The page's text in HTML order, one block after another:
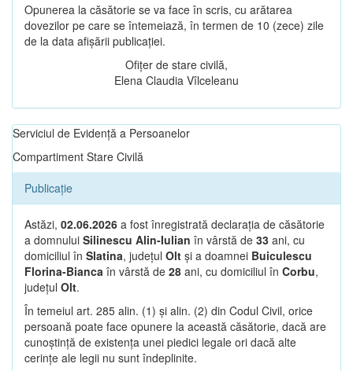
Opunerea la căsătorie se va face în scris, cu arătarea
dovezilor pe care se întemeiază, în termen de 10 (zece) zile
de la data afișării publicației.
Ofițer de stare civilă,
Elena Claudia Vîlceleanu
Serviciul de Evidență a Persoanelor
Compartiment Stare Civilă
Publicație
Astăzi, 02.06.2026 a fost înregistrată declarația de căsătorie
a domnului Silinescu Alin-Iulian în vârstă de 33 ani, cu
domiciliul în Slatina, județul Olt și a doamnei Buiculescu
Florina-Bianca în vârstă de 28 ani, cu domiciliul în Corbu,
județul Olt.
În temeiul art. 285 alin. (1) și alin. (2) din Codul Civil, orice
persoană poate face opunere la această căsătorie, dacă are
cunoștință de existența unei piedici legale ori dacă alte
cerințe ale legii nu sunt îndeplinite.